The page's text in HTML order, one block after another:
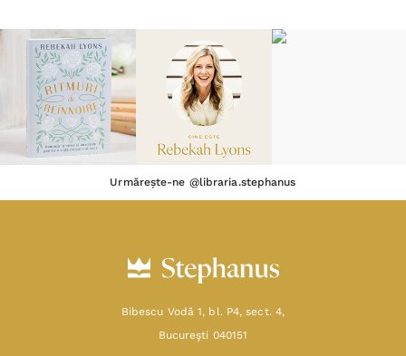
Urmărește-ne @libraria.stephanus
Bibescu Vodă 1, bl. P4, sect. 4,
Bucureşti 040151